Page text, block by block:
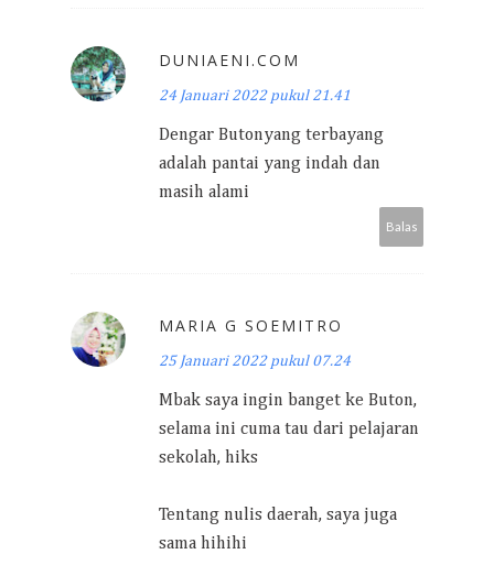
DUNIAENI.COM
24 Januari 2022 pukul 21.41
Dengar Butonyang terbayang
adalah pantai yang indah dan
masih alami
Balas
MARIA G SOEMITRO
25 Januari 2022 pukul 07.24
Mbak saya ingin banget ke Buton,
selama ini cuma tau dari pelajaran
sekolah, hiks
Tentang nulis daerah, saya juga
sama hihihi